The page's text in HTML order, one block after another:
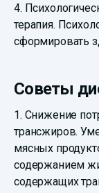
4.
терапия.
сформировать
Советы
1. Снижение
трансжиров.
мясных
содержанием
содержащих